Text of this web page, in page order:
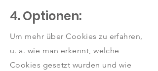
4. Optionen:
Um mehr über Cookies zu erfahren,
u. a. wie man erkennt, welche
Cookies gesetzt wurden und wie